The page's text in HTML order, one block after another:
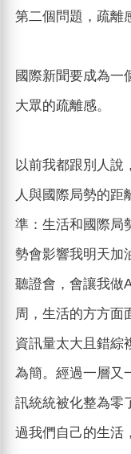
第二個問題，疏離
國際新聞要成為一
大眾的疏離感。
以前我都跟別人說
人與國際局勢的距
準：生活和國際局
勢會影響我明天加
聽證會，會讓我做
周，生活的方方面
資訊量太大且錯綜
為簡。經過一層又
訊統統被化整為零
過我們自己的生活